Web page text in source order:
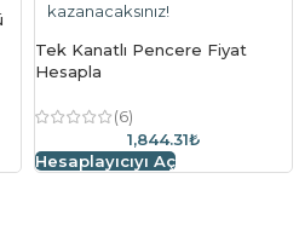
kazanacaksınız!
Tek Kanatlı Pencere Fiyat
Hesapla
(6)
1,844.31₺
Hesaplayıcıyı Aç